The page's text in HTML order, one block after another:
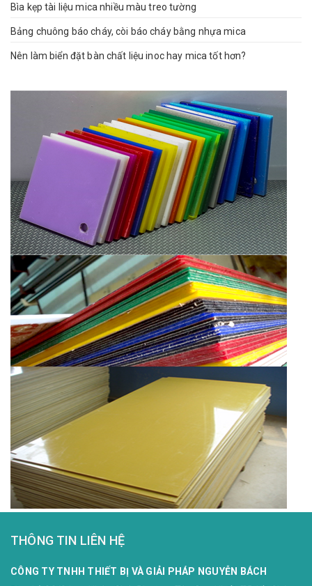
Bìa kẹp tài liệu mica nhiều màu treo tường
Bảng chuông báo cháy, còi báo cháy bằng nhựa mica
Nên làm biển đặt bàn chất liệu inoc hay mica tốt hơn?
THÔNG TIN LIÊN HỆ
CÔNG TY TNHH THIẾT BỊ VÀ GIẢI PHÁP NGUYỄN BÁCH